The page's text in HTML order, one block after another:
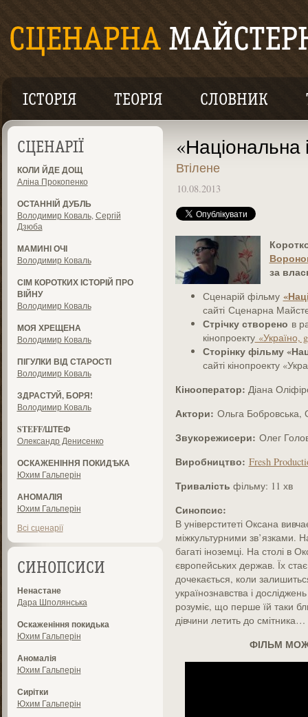
ІСТОРІЯ ТЕОРІЯ СЛОВНИК
СЦЕНАРІЇ
КОЛИ ЙДЕ ДОЩ
Аліна Прокопенко
ОСТАННІЙ ДУБЛЬ
Володимир Коваль, Сергій
Дзюба
МАМИНІ ОЧІ
Володимир Коваль
СІМ КОРОТКИХ ІСТОРІЙ ПРО
ВІЙНУ
Володимир Коваль
МОЯ ХРЕЩЕНА
Володимир Коваль
ПІГУЛКИ ВІД СТАРОСТІ
Володимир Коваль
ЗДРАСТУЙ, БОРЯ!
Володимир Коваль
STEFF/ШТЕФ
Олександр Денисенко
ОСКАЖЕНІННЯ ПОКИДѢКА
Юхим Гальперін
АНОМАЛІЯ
Юхим Гальперін
Всі сценарії
СИНОПСИСИ
Ненастане
Дара Шполянська
Оскаженіння покидька
Юхим Гальперін
Аномалія
Юхим Гальперін
Сирітки
Юхим Гальперін
«Національна
Втілене
10.08.2013
за
Сценарій фільму
сайті Сценарна
Стрічку створено в
кінопроекту«Україно,
Сторінку фільму
сайті кінопроекту
Кінооператор: Діана
Актори: Ольга
Звукорежисери: Олег
Виробництво: Fresh
Тривалість фільму: 11 хв
Синопсис:
В універститеті Оксана
міжкультурними зв’язками.
багаті іноземці. На столі в
європейських держав. Їх
дочекається, коли
українознавства і
розуміє, що перше їй таки
дівчини летить до смітника…
ФІЛЬМ